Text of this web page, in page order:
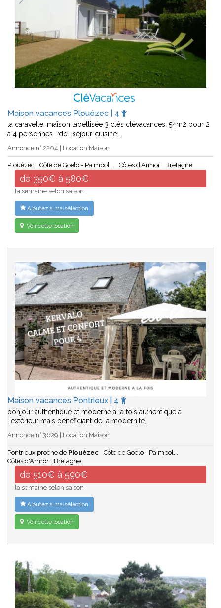
Maison vacances Plouézec | 4
la caravelle :maison labellisée 3 clés clévacances. 54m2 pour 2
à 4 personnes. rdc : séjour-cuisine…
Annonce n° 2204 | Location Maison
Plouézec Côte de Goëlo - Paimpol... Côtes d'Armor Bretagne
de 350€ à 580€
la semaine selon saison
Ajoutez à ma sélection
Voir cette location
Maison vacances Pontrieux | 4
bonjour authentique et moderne a la fois authentique à
l'extérieur mais bénéficiant de la modernité…
Annonce n° 3629 | Location Maison
Pontrieux proche de Plouézec
Côte de Goëlo - Paimpol...
Côtes d'Armor
Bretagne
de 510€ à 590€
la semaine selon saison
Ajoutez à ma sélection
Voir cette location